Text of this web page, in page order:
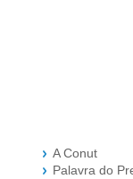
A Conut
Palavra do